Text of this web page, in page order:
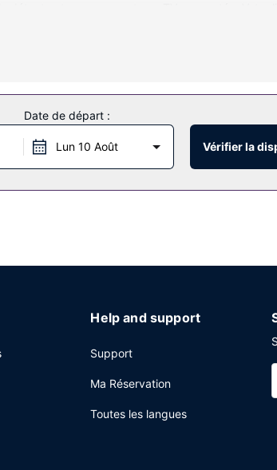
de rester en contact avec le reste du
des nombreux équipements et services qui
Arts offre aussi features une boutique de
la cuisine généreuse de Otto's Uptown
Date de départ :
Lun 10 Août Vérifier la
Help and support
Support
Ma Réservation
Toutes les langues